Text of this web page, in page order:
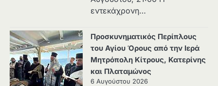
εντεκάχρονη…
Προσκυνηματικός Περίπλους
του Αγίου Όρους από την Ιερά
Μητρόπολη Κίτρους, Κατερίνης
και Πλαταμώνος
6 Αυγούστου 2026